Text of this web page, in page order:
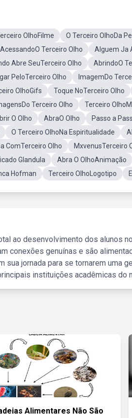
OlhoFilme O Terceiro OlhoDa
Terceiro Olho
Alguem Ja
Abre SeuTerceiro Olho AbrindoO
PeloTerceiro Olho ImagemDo
OlhoGifs Toque NoTerceiro Olho
Terceiro Olho Terceiro
O Olho AbraO Olho
Passo a
O Terceiro OlhoNa Espiritualidade
ComTerceiro Olho
MxvenusTerceiro
Glandula Abra O OlhoAnimação
Hofman Terceiro OlhoLogotipo
ao desenvolvimento dos alunos
conexões genuínas e são
jornada para se tornarem uma
instituições acadêmicas do
Alimentares Não São